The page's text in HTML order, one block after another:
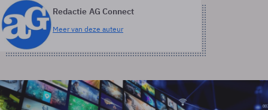
Redactie AG Connect
Meer van deze auteur